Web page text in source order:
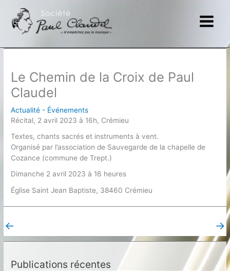
contenu
Le Chemin de la Croix de Paul
Claudel
Actualité - Événements
Récital, 2 avril 2023 à 16h, Crémieu
Textes, chants sacrés et instruments à vent.
Organisé par l’association de Sauvegarde de la chapelle de
Cozance (commune de Trept.)
Dimanche 2 avril 2023 à 16 heures
Église Saint Jean Baptiste, 38460 Crémieu
← →
Publications récentes